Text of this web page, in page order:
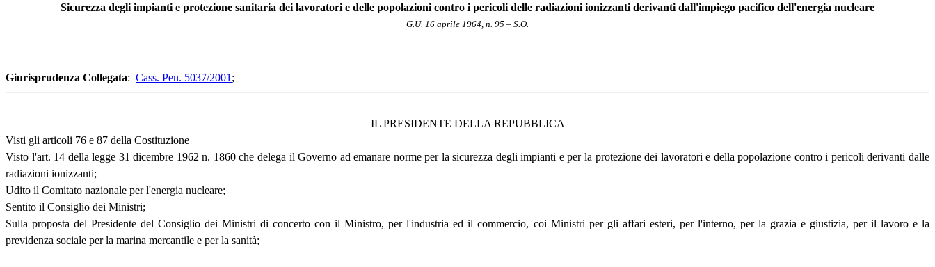
Sicurezza degli impianti e protezione sanitaria dei lavoratori e delle popolazioni contro i pericoli delle radiazioni ionizzanti derivanti dall'impiego pacifico dell'energia nucleare
G.U. 16 aprile 1964, n. 95 – S.O.
Giurisprudenza Collegata: Cass. Pen. 5037/2001 ;
IL PRESIDENTE DELLA REPUBBLICA
Visti gli articoli 76 e 87 della Costituzione
Visto l'art. 14 della legge 31 dicembre 1962 n. 1860 che delega il Governo ad emanare norme per la sicurezza degli impianti e per la protezione dei lavoratori e della popolazione contro i pericoli derivanti dalle
radiazioni ionizzanti;
Udito il Comitato nazionale per l'energia nucleare;
Sentito il Consiglio dei Ministri;
Sulla proposta del Presidente del Consiglio dei Ministri di concerto con il Ministro, per l'industria ed il commercio, coi Ministri per gli affari esteri, per l'interno, per la grazia e giustizia, per il lavoro e la
previdenza sociale per la marina mercantile e per la sanità;